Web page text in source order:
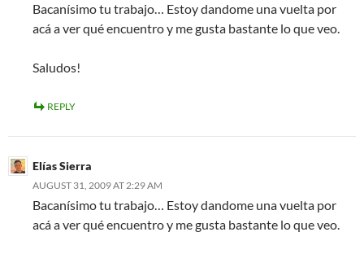
Bacanísimo tu trabajo… Estoy dandome una vuelta por
acá a ver qué encuentro y me gusta bastante lo que veo.
Saludos!
REPLY
Elías Sierra
AUGUST 31, 2009 AT 2:29 AM
Bacanísimo tu trabajo… Estoy dandome una vuelta por
acá a ver qué encuentro y me gusta bastante lo que veo.